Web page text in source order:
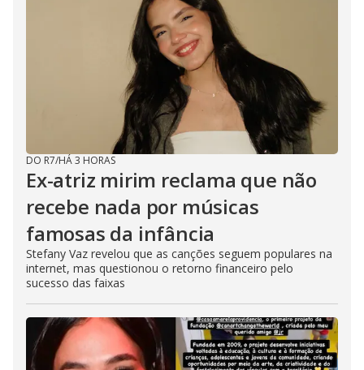
DO R7/HÁ 3 HORAS
Ex-atriz mirim reclama que não
recebe nada por músicas
famosas da infância
Stefany Vaz revelou que as canções seguem populares na
internet, mas questionou o retorno financeiro pelo
sucesso das faixas